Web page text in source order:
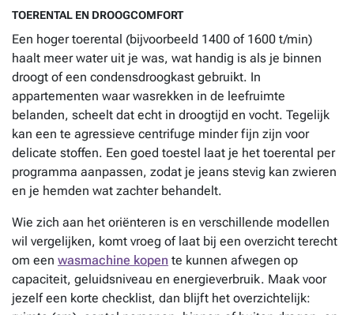
TOERENTAL EN DROOGCOMFORT
Een hoger toerental (bijvoorbeeld 1400 of 1600 t/min)
haalt meer water uit je was, wat handig is als je binnen
droogt of een condensdroogkast gebruikt. In
appartementen waar wasrekken in de leefruimte
belanden, scheelt dat echt in droogtijd en vocht. Tegelijk
kan een te agressieve centrifuge minder fijn zijn voor
delicate stoffen. Een goed toestel laat je het toerental per
programma aanpassen, zodat je jeans stevig kan zwieren
en je hemden wat zachter behandelt.
Wie zich aan het oriënteren is en verschillende modellen
wil vergelijken, komt vroeg of laat bij een overzicht terecht
om een wasmachine kopen te kunnen afwegen op
capaciteit, geluidsniveau en energieverbruik. Maak voor
jezelf een korte checklist, dan blijft het overzichtelijk: